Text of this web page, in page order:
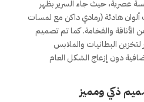
عصرية، حيث جاء السرير بظهر
هادئة (رمادي داكن مع لمسات
والفخامة. كما تم تصميم
البطانيات والملابس
دون إزعاج الشكل العام
ذكي ومميز